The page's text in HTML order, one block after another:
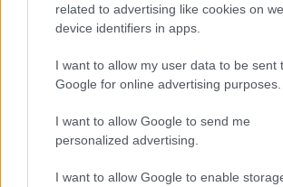
related to advertising like cookies on
device identifiers in apps.
I want to allow my user data to be sent
Google for online advertising purposes.
I want to allow Google to send me
personalized advertising.
I want to allow Google to enable
A Kompánia Színházi Társulat Fotó-és-
hirdet a Visegrádi 4-ek országaiban,
Zseniális korszak A valóság
Mezei Mária Emlékhét 2011